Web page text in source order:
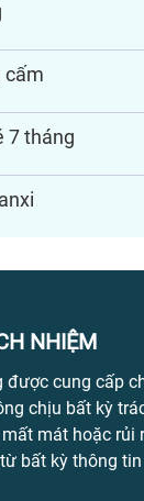
cấm
7 tháng
NHIỆM
được cung cấp
chịu bất kỳ
mát hoặc rủi
bất kỳ thông